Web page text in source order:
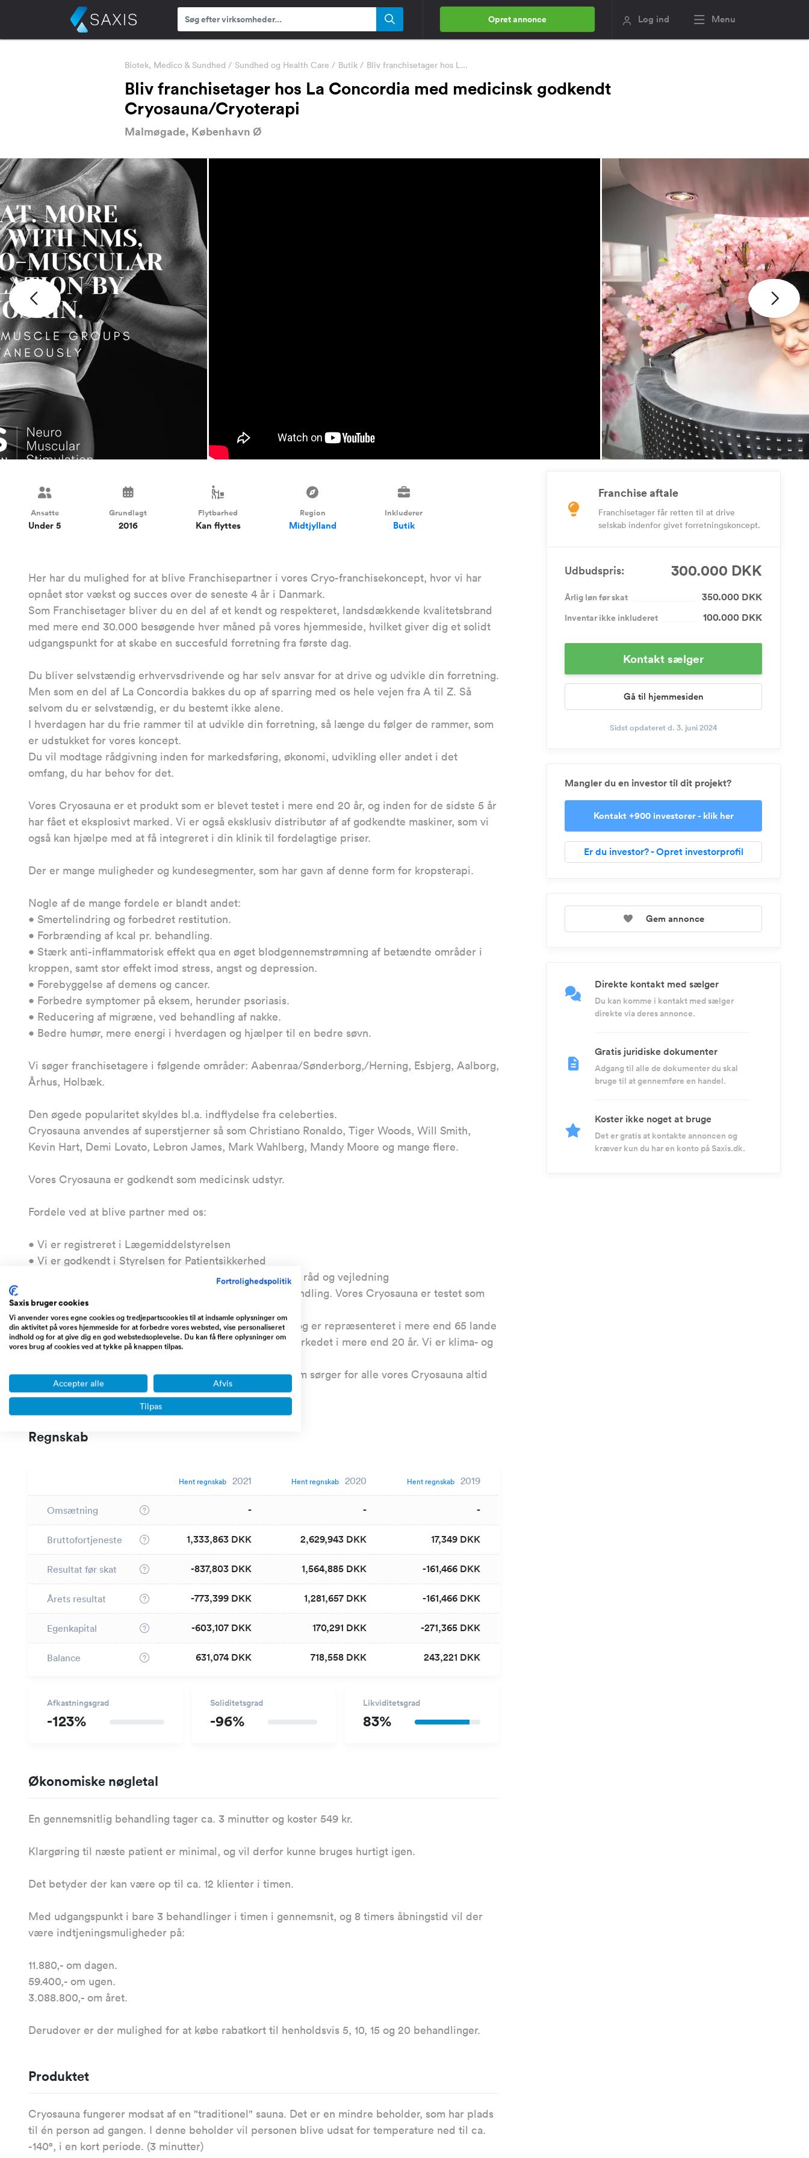
Opret annonce Log ind Menu
Biotek, Medico & Sundhed / Sundhed og Health Care / Butik / Bliv franchisetager hos L...
Bliv franchisetager hos La Concordia med medicinsk godkendt
Cryosauna/Cryoterapi
Malmøgade, København Ø
Ansatte
Under 5
Grundlagt
2016
Flytbarhed
Kan flyttes
Region
Midtjylland
Inkluderer
Butik
Her har du mulighed for at blive Franchisepartner i vores Cryo-franchisekoncept, hvor vi har
opnået stor vækst og succes over de seneste 4 år i Danmark.
Som Franchisetager bliver du en del af et kendt og respekteret, landsdækkende kvalitetsbrand
med mere end 30.000 besøgende hver måned på vores hjemmeside, hvilket giver dig et solidt
udgangspunkt for at skabe en succesfuld forretning fra første dag.
Du bliver selvstændig erhvervsdrivende og har selv ansvar for at drive og udvikle din forretning.
Men som en del af La Concordia bakkes du op af sparring med os hele vejen fra A til Z. Så
selvom du er selvstændig, er du bestemt ikke alene.
I hverdagen har du frie rammer til at udvikle din forretning, så længe du følger de rammer, som
er udstukket for vores koncept.
Du vil modtage rådgivning inden for markedsføring, økonomi, udvikling eller andet i det
omfang, du har behov for det.
Vores Cryosauna er et produkt som er blevet testet i mere end 20 år, og inden for de sidste 5 år
har fået et eksplosivt marked. Vi er også eksklusiv distributør af af godkendte maskiner, som vi
også kan hjælpe med at få integreret i din klinik til fordelagtige priser.
Der er mange muligheder og kundesegmenter, som har gavn af denne form for kropsterapi.
Nogle af de mange fordele er blandt andet:
• Smertelindring og forbedret restitution.
• Forbrænding af kcal pr. behandling.
• Stærk anti-inflammatorisk effekt qua en øget blodgennemstrømning af betændte områder i
kroppen, samt stor effekt imod stress, angst og depression.
• Forebyggelse af demens og cancer.
• Forbedre symptomer på eksem, herunder psoriasis.
• Reducering af migræne, ved behandling af nakke.
• Bedre humør, mere energi i hverdagen og hjælper til en bedre søvn.
Vi søger franchisetagere i følgende områder: Aabenraa/Sønderborg,/Herning, Esbjerg, Aalborg,
Århus, Holbæk.
Den øgede popularitet skyldes bl.a. indflydelse fra celeberties.
Cryosauna anvendes af superstjerner så som Christiano Ronaldo, Tiger Woods, Will Smith,
Kevin Hart, Demi Lovato, Lebron James, Mark Wahlberg, Mandy Moore og mange flere.
Vores Cryosauna er godkendt som medicinsk udstyr.
Fordele ved at blive partner med os:
• Vi er registreret i Lægemiddelstyrelsen
• Vi er godkendt i Styrelsen for Patientsikkerhed
• Vi har sundhedsfagligt personale, som vil hjælpe med råd og vejledning
• Vi har studier og evidens på virkning af din Cryobehandling. Vores Cryosauna er testet som
markedets bedste, både på sikkerhed og performance
• Vores Cryosauna er godkendt som Medicinsk udstyr og er repræsenteret i mere end 65 lande
• Vores Cryosauna er gennemtestet og har været på markedet i mere end 20 år. Vi er klima- og
• Vi har uddannet vores eget tekniske support team, som sørger for alle vores Cryosauna altid
er i drift og performer optimalt
Regnskab
Hent regnskab 2021 Hent regnskab 2020 Hent regnskab 2019
Omsætning - - -
Bruttofortjeneste 1,333,863 DKK 2,629,943 DKK 17,349 DKK
Resultat før skat -837,803 DKK 1,564,885 DKK -161,466 DKK
Årets resultat -773,399 DKK 1,281,657 DKK -161,466 DKK
Egenkapital -603,107 DKK 170,291 DKK -271,365 DKK
Balance 631,074 DKK 718,558 DKK 243,221 DKK
Afkastningsgrad
-123%
Soliditetsgrad
-96%
Likviditetsgrad
83%
Økonomiske nøgletal
En gennemsnitlig behandling tager ca. 3 minutter og koster 549 kr.
Klargøring til næste patient er minimal, og vil derfor kunne bruges hurtigt igen.
Det betyder der kan være op til ca. 12 klienter i timen.
Med udgangspunkt i bare 3 behandlinger i timen i gennemsnit, og 8 timers åbningstid vil der
være indtjeningsmuligheder på:
11.880,- om dagen.
59.400,- om ugen.
3.088.800,- om året.
Derudover er der mulighed for at købe rabatkort til henholdsvis 5, 10, 15 og 20 behandlinger.
Produktet
Cryosauna fungerer modsat af en "traditionel" sauna. Det er en mindre beholder, som har plads
til én person ad gangen. I denne beholder vil personen blive udsat for temperature ned til ca.
-140°, i en kort periode. (3 minutter)
Franchise aftale
Franchisetager får retten til at drive
selskab indenfor givet forretningskoncept.
Udbudspris: 300.000 DKK
Årlig løn før skat 350.000 DKK
Inventar ikke inkluderet 100.000 DKK
Kontakt sælger
Gå til hjemmesiden
Sidst opdateret d. 3. juni 2024
Mangler du en investor til dit projekt?
Kontakt +900 investorer - klik her
Er du investor? - Opret investorprofil
Gem annonce
Direkte kontakt med sælger
Du kan komme i kontakt med sælger
direkte via deres annonce.
Gratis juridiske dokumenter
Adgang til alle de dokumenter du skal
bruge til at gennemføre en handel.
Koster ikke noget at bruge
Det er gratis at kontakte annoncen og
kræver kun du har en konto på Saxis.dk.
Fortrolighedspolitik
Saxis bruger cookies
Vi anvender vores egne cookies og tredjepartscookies til at indsamle oplysninger om
din aktivitet på vores hjemmeside for at forbedre vores websted, vise personaliseret
indhold og for at give dig en god webstedsoplevelse. Du kan få flere oplysninger om
vores brug af cookies ved at tykke på knappen tilpas.
Accepter alle Afvis
Tilpas